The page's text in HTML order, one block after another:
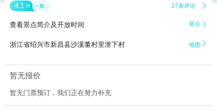
4.1 分 一般 27条评论 
查看景点简介及开放时间 简介 
浙江省绍兴市新昌县沙溪董村里泄下村 地图 
暂无报价
暂无门票预订，我们正在努力补充